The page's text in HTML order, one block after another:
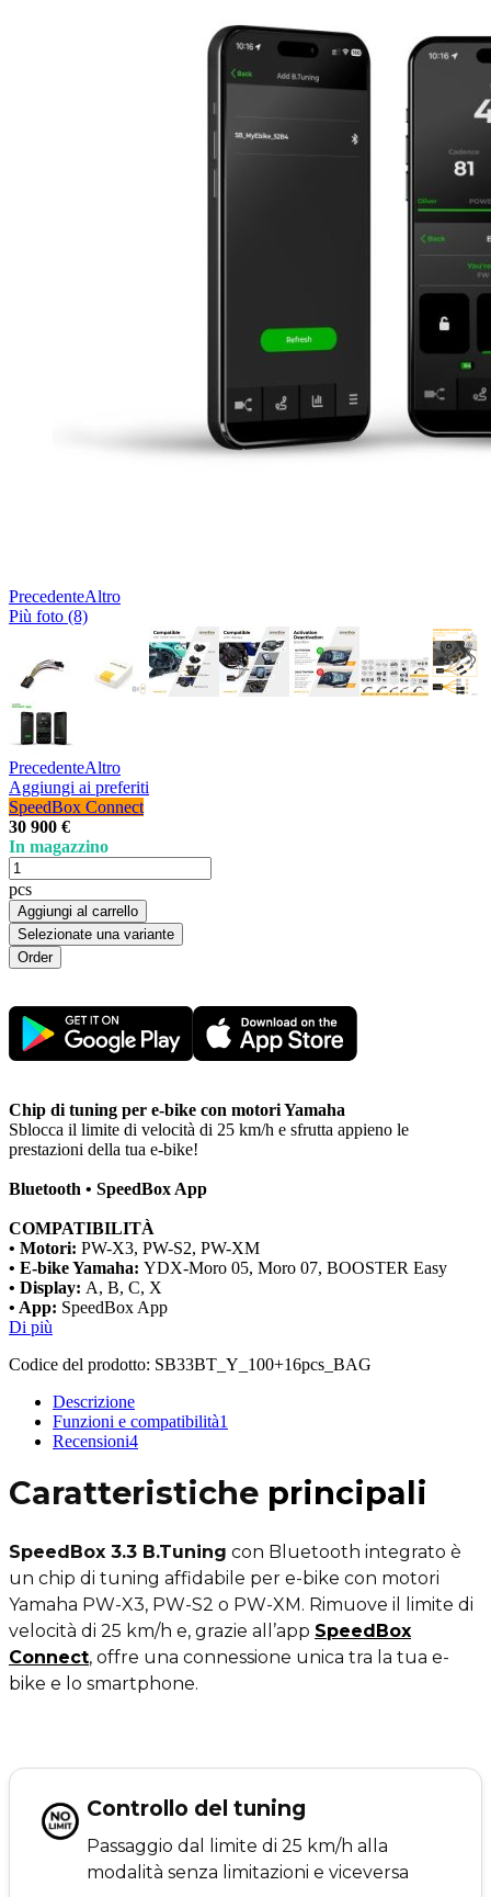
PrecedenteAltro
Più foto (8)
PrecedenteAltro
Aggiungi ai preferiti
SpeedBox Connect
30 900 €
In magazzino
pcs
Aggiungi al carrello
Selezionate una variante
Chip di tuning per e-bike con motori Yamaha
Sblocca il limite di velocità di 25 km/h e sfrutta appieno le
prestazioni della tua e-bike!
Bluetooth • SpeedBox App
COMPATIBILITÀ
• Motori: PW-X3, PW-S2, PW-XM
• E-bike Yamaha: YDX-Moro 05, Moro 07, BOOSTER Easy
• Display: A, B, C, X
• App: SpeedBox App
Di più
Codice del prodotto: SB33BT_Y_100+16pcs_BAG
Descrizione
Funzioni e compatibilità1
Recensioni4
Caratteristiche principali
SpeedBox 3.3 B.Tuning con Bluetooth integrato è
un chip di tuning affidabile per e-bike con motori
Yamaha PW-X3, PW-S2 o PW-XM. Rimuove il limite di
velocità di 25 km/h e, grazie all’app SpeedBox
Connect, offre una connessione unica tra la tua e-
bike e lo smartphone.
Controllo del tuning
Passaggio dal limite di 25 km/h alla
modalità senza limitazioni e viceversa